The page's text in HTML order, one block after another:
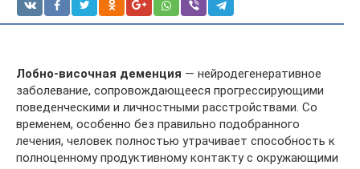
Лобно-височная деменция — нейродегенеративное
заболевание, сопровождающееся прогрессирующими
поведенческими и личностными расстройствами. Со
временем, особенно без правильно подобранного
лечения, человек полностью утрачивает способность к
полноценному продуктивному контакту с окружающими